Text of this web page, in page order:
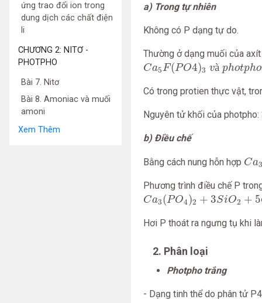
ứng trao đổi ion trong
dung dịch các chất điện
li
CHƯƠNG 2: NITƠ -
PHOTPHO
Bài 7. Nitơ
Bài 8. Amoniac và muối
amoni
Xem Thêm
a) Trong tự nhiên
Không có P dạng tự do.
Thường ở dạng muối của
Ca5F(PO4)3 và photpho
Ca F(PO4)3 à h t h
Có trong protien thực vật,
Nguyên tử khối của photpho:
b) Điều chế
Bằng cách nung hỗn hợp Ca3
Ca
Phương trình điều chế P
Ca3(PO4)2 + 3SiO2 + 5
Ca (PO4 ) + S iO2+ C
Hơi P thoát ra ngưng tụ khi
2. Phân loại
Photpho trắng
- Dạng tinh thể do phân tử